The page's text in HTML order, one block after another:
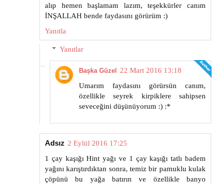
alıp hemen başlamam lazım, teşekkürler canım
İNŞALLAH bende faydasını görürüm :)
Yanıtla
Yanıtlar
Başka Güzel
22 Mart 2016 13:18
Umarım faydasını görürsün canım,
özellikle seyrek kirpiklere sahipsen
seveceğini düşünüyorum :) :*
Adsız 2 Eylül 2016 17:25
1 çay kaşığı Hint yağı ve 1 çay kaşığı tatlı badem
yağını karıştırdıktan sonra, temiz bir pamuklu kulak
çöpünü bu yağa batırın ve özellikle banyo